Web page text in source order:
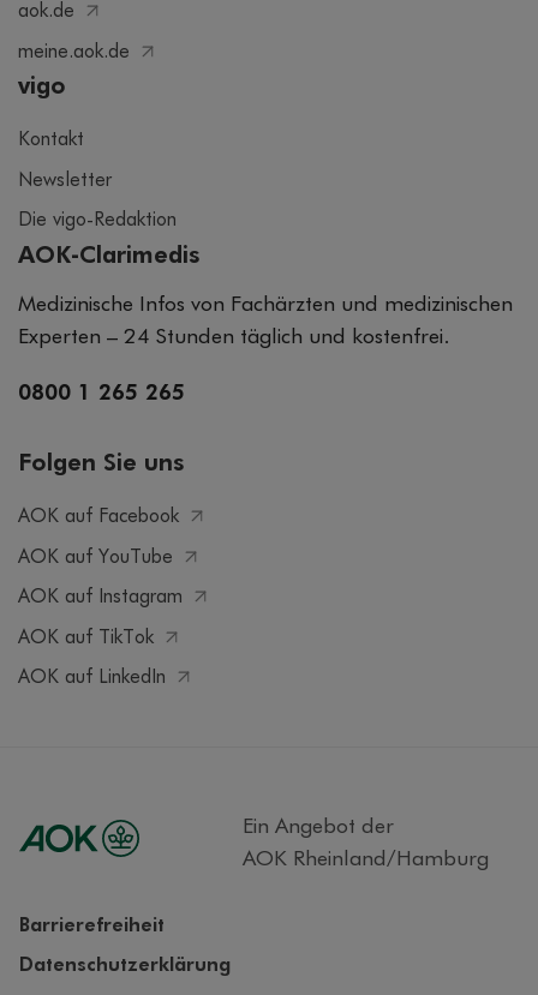
aok.de
meine.aok.de
vigo
Kontakt
Newsletter
Die vigo-Redaktion
AOK-Clarimedis
Medizinische Infos von Fachärzten und medizinischen
Experten – 24 Stunden täglich und kostenfrei.
0800 1 265 265
Folgen Sie uns
AOK auf Facebook
AOK auf YouTube
AOK auf Instagram
AOK auf TikTok
AOK auf LinkedIn
Ein Angebot der
AOK Rheinland/Hamburg
Barrierefreiheit
Datenschutzerklärung